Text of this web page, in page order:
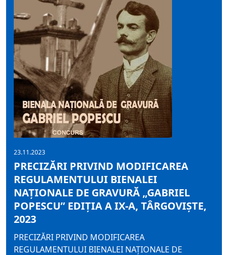
23.11.2023
PRECIZĂRI PRIVIND MODIFICAREA
REGULAMENTULUI BIENALEI
NAŢIONALE DE GRAVURĂ „GABRIEL
POPESCU” EDIŢIA A IX-A, TÂRGOVIȘTE,
2023
PRECIZĂRI PRIVIND MODIFICAREA
REGULAMENTULUI BIENALEI NAŢIONALE DE